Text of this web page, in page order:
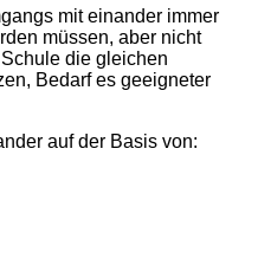
mit einander immer
müssen, aber nicht
die gleichen
Bedarf es geeigneter
auf der Basis von: